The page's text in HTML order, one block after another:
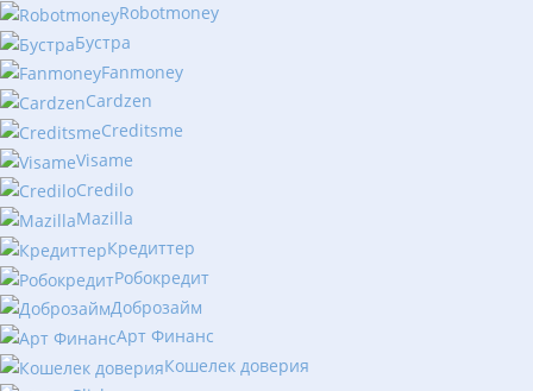
Robotmoney
Бустра
Fanmoney
Cardzen
Creditsme
Visame
Credilo
Mazilla
Кредиттер
Робокредит
Доброзайм
Арт Финанс
Кошелек доверия